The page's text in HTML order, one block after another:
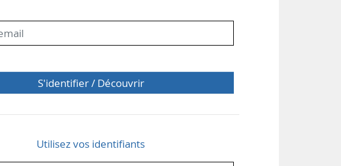
S'identifier / Découvrir
Utilisez vos identifiants